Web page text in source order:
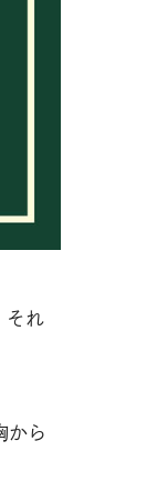
それ
から